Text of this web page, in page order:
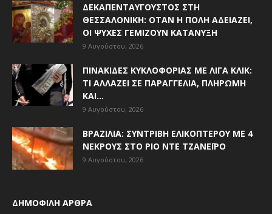
ΔΕΚΑΠΕΝΤΑΎΓΟΥΣΤΟΣ ΣΤΗ
ΘΕΣΣΑΛΟΝΊΚΗ: ΌΤΑΝ Η ΠΌΛΗ ΑΔΕΙΆΖΕΙ,
ΟΙ ΨΥΧΈΣ ΓΕΜΊΖΟΥΝ ΚΑΤΆΝΥΞΗ
9 Αυγούστου, 2026
ΠΙΝΑΚΊΔΕΣ ΚΥΚΛΟΦΟΡΊΑΣ ΜΕ ΛΊΓΑ ΚΛΙΚ:
ΤΙ ΑΛΛΆΖΕΙ ΣΕ ΠΑΡΑΓΓΕΛΊΑ, ΠΛΗΡΩΜΉ
ΚΑΙ...
9 Αυγούστου, 2026
ΒΡΑΖΙΛΊΑ: ΣΥΝΤΡΙΒΉ ΕΛΙΚΟΠΤΈΡΟΥ ΜΕ 4
ΝΕΚΡΟΎΣ ΣΤΟ ΡΊΟ ΝΤΕ ΤΖΑΝΈΙΡΟ
9 Αυγούστου, 2026
ΔΗΜΟΦΙΛΗ ΑΡΘΡΑ